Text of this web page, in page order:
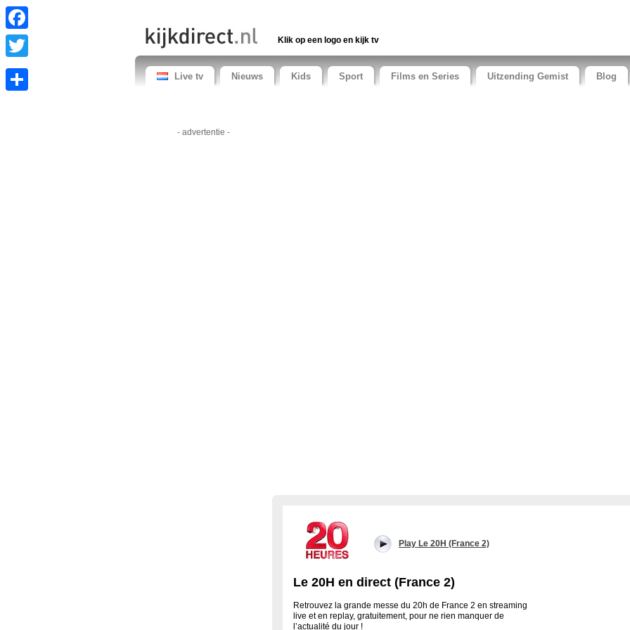
Facebook
Twitter
Klik op een logo en kijk tv
Live tv Nieuws Kids Sport Films en Series Uitzending Gemist Blog
- advertentie -
Play Le 20H (France 2)
Le 20H en direct (France 2)
Retrouvez la grande messe du 20h de France 2 en streaming
live et en replay, gratuitement, pour ne rien manquer de
l’actualité du jour !